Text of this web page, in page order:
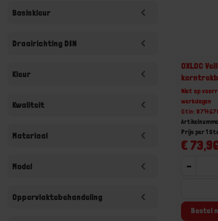
Basiskleur
Draairichting DIN
Kleur
Kwaliteit
Materiaal
Model
Oppervlaktebehandeling
OXLOC
zwart
Niet op
werkdagen
Gtin:
€
Prijs per 1
-
Bestel